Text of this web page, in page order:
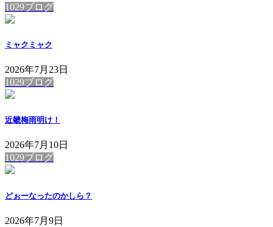
1029ブログ
ミャクミャク
2026年7月23日
1029ブログ
近畿梅雨明け！
2026年7月10日
1029ブログ
どぉーなったのかしら？
2026年7月9日